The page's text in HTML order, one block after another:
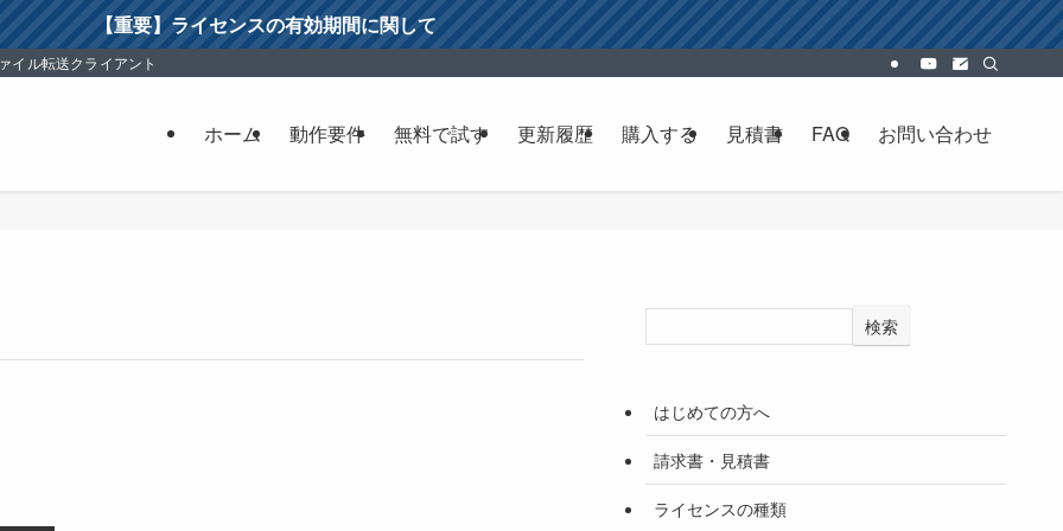
【重要】ライセンスの有効期間に関して
イル転送クライアント
ホーム 動作要件 無料で試す 更新履歴 購入する 見積書 FAQ お問い合わせ
検索
はじめての方へ
請求書・見積書
ライセンスの種類